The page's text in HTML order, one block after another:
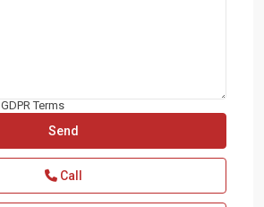
GDPR Terms
Call